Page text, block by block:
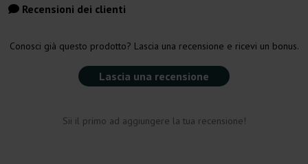
Recensioni dei clienti
Conosci già questo prodotto? Lascia una recensione e ricevi un bonus.
Lascia una recensione
Sii il primo ad aggiungere la tua recensione!